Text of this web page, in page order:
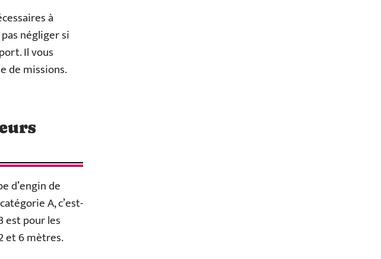
à
négliger si
Il vous
de missions.
d’engin de
A, c’est-
est pour les
et 6 mètres.